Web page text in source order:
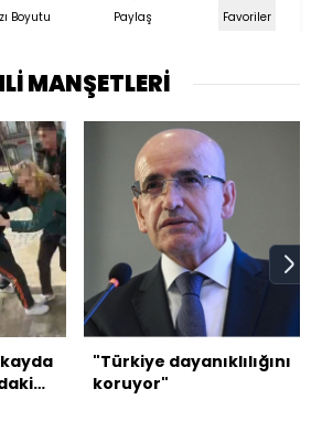
Boyutu Paylaş Favoriler
MANŞETLERİ
"Türkiye dayanıklılığını
koruyor"